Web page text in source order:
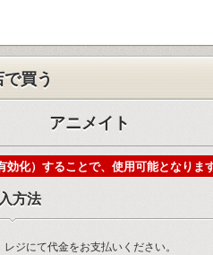
買う
アニメイト
化）することで、使用可能となりま
方法
ジにて代金をお支払いください。